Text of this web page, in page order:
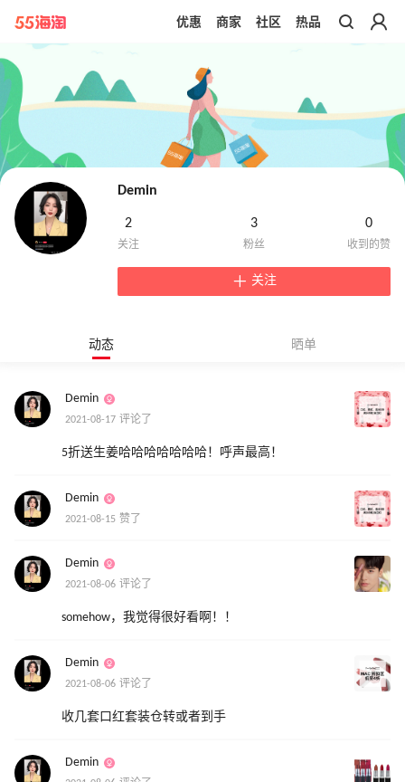
带你去官网买正品
优惠 商家 社区 热品
Demin
2 3 0
关注
动态 晒单
Demin
2021-08-17 评论了
5折送生姜哈哈哈哈哈哈哈！呼声最高！
Demin
2021-08-15 赞了
Demin
2021-08-06 评论了
somehow，我觉得很好看啊！！
Demin
2021-08-06 评论了
收几套口红套装仓转或者到手
Demin